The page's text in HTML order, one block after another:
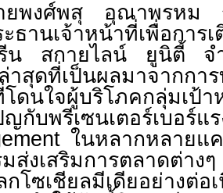
ยพงศ์พสุ อุณาพรหม ร
ะธานเจ้าหน้าที่เพื่อกา
น สกายไลน์ ยูนิตี้ จำ
าสุดที่เป็นผลมาจากกา
โดนใจผู้บริโภคกลุ่มเ
ญกับพรีเซนเตอร์เบอร์
ในหลากหลายแ
มส่งเสริมการตลาดต่า
โซเชียลมีเดียอย่างต่อ